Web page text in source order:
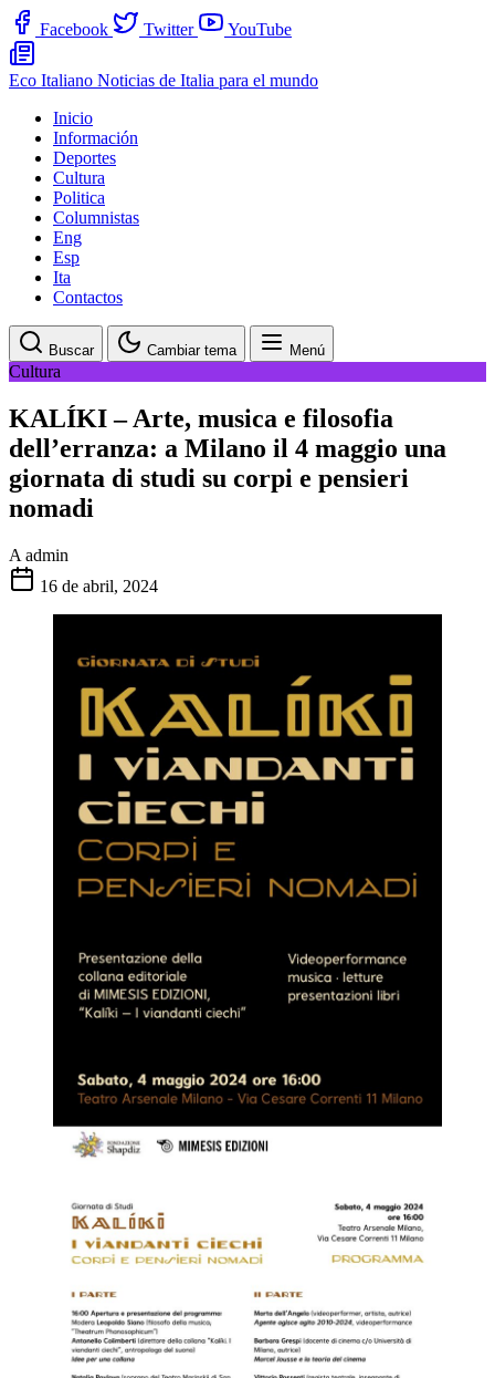
Facebook Twitter YouTube
Eco Italiano Noticias de Italia para el mundo
Inicio
Información
Deportes
Cultura
Politica
Columnistas
Eng
Esp
Ita
Contactos
Buscar Cambiar tema Menú
Cultura
KALÍKI – Arte, musica e filosofia
dell’erranza: a Milano il 4 maggio una
giornata di studi su corpi e pensieri
nomadi
A admin
16 de abril, 2024